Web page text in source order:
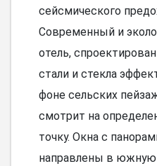
сейсмического
Современный и
отель,
стали и стекла
фоне сельских
смотрит на
точку. Окна с
направлены в южную